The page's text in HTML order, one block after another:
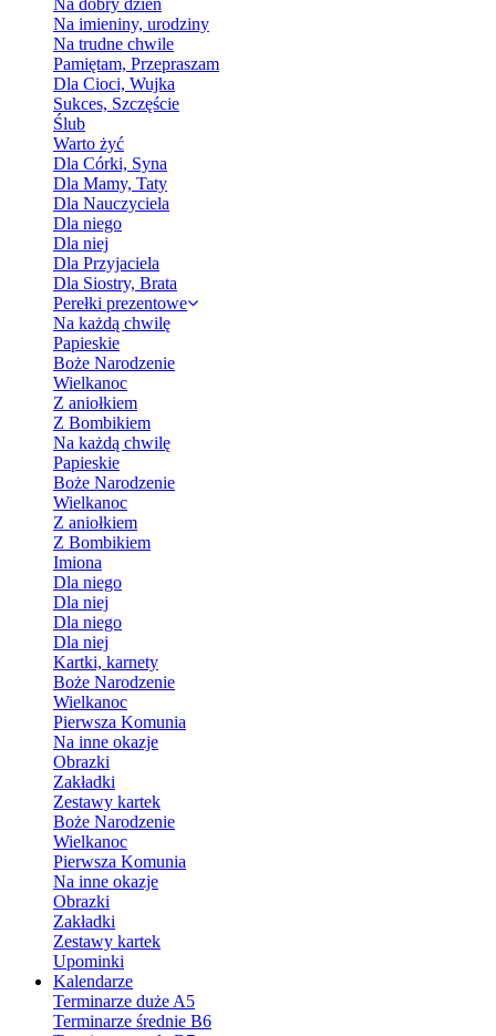
Na dobry dzień
Na imieniny, urodziny
Na trudne chwile
Pamiętam, Przepraszam
Dla Cioci, Wujka
Sukces, Szczęście
Ślub
Warto żyć
Dla Córki, Syna
Dla Mamy, Taty
Dla Nauczyciela
Dla niego
Dla niej
Dla Przyjaciela
Dla Siostry, Brata
Perełki prezentowe
Na każdą chwilę
Papieskie
Boże Narodzenie
Wielkanoc
Z aniołkiem
Z Bombikiem
Na każdą chwilę
Papieskie
Boże Narodzenie
Wielkanoc
Z aniołkiem
Z Bombikiem
Imiona
Dla niego
Dla niej
Dla niego
Dla niej
Kartki, karnety
Boże Narodzenie
Wielkanoc
Pierwsza Komunia
Na inne okazje
Obrazki
Zakładki
Zestawy kartek
Boże Narodzenie
Wielkanoc
Pierwsza Komunia
Na inne okazje
Obrazki
Zakładki
Zestawy kartek
Upominki
Kalendarze
Terminarze duże A5
Terminarze średnie B6